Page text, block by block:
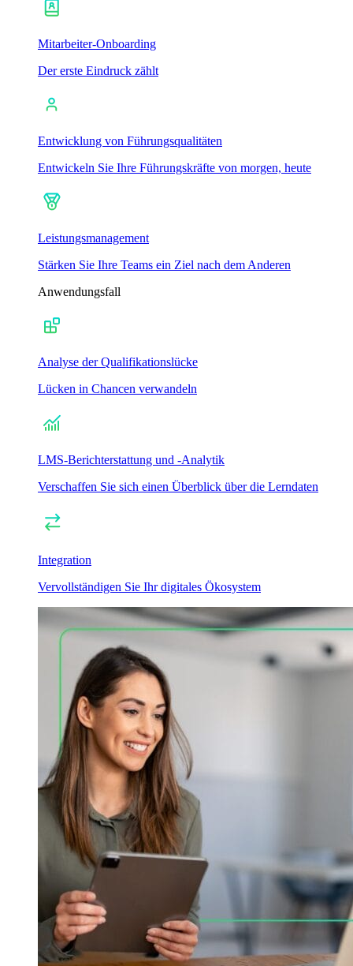
Mitarbeiter-Onboarding
Der erste Eindruck zählt
Entwicklung von Führungsqualitäten
Entwickeln Sie Ihre Führungskräfte von morgen, heute
Leistungsmanagement
Stärken Sie Ihre Teams ein Ziel nach dem Anderen
Anwendungsfall
Analyse der Qualifikationslücke
Lücken in Chancen verwandeln
LMS-Berichterstattung und -Analytik
Verschaffen Sie sich einen Überblick über die Lerndaten
Integration
Vervollständigen Sie Ihr digitales Ökosystem